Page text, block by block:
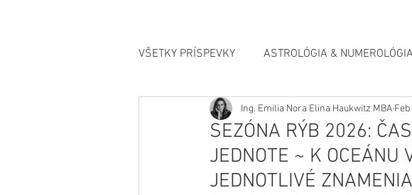
VŠETKY PRÍSPEVKY ASTROLÓGIA & NUMEROLÓGIA
MANIFESTÁCIA
SEZÓNA RÝB 2026:
JEDNOTE ~ K OCEÁNU
JEDNOTLIVÉ
Ing. Emilia Nora Elina Haukwitz MBA Feb